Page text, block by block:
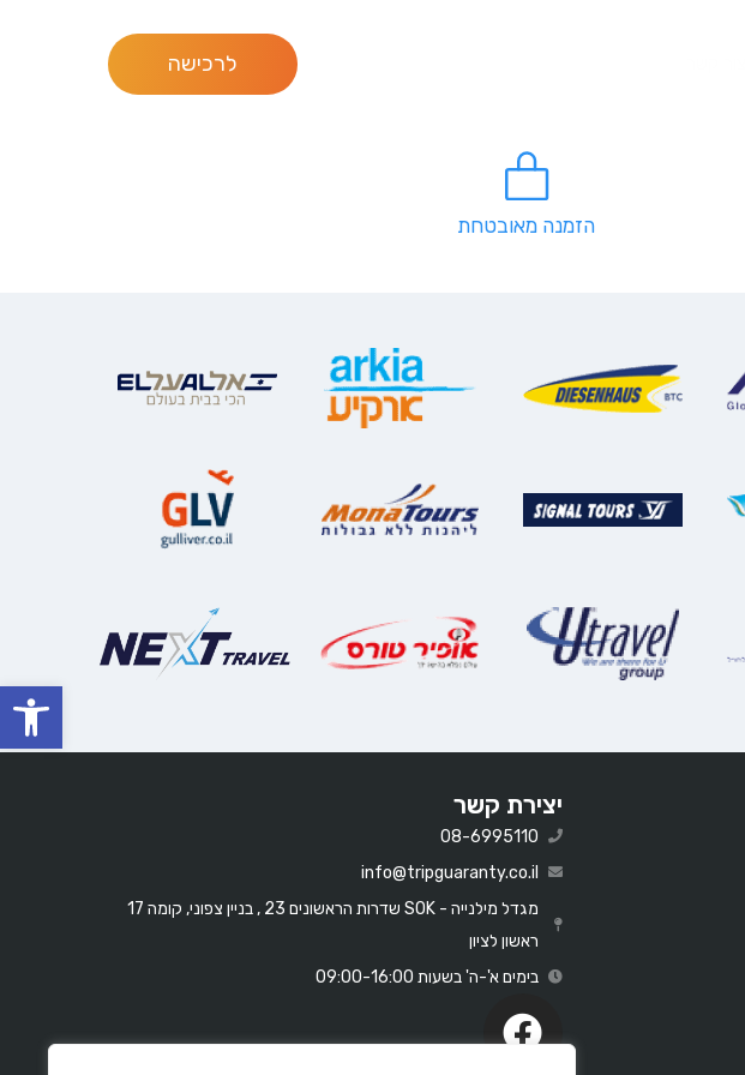
לרכישה
הזמנה מאובטחת
יצירת קשר
08-6995110
info@tripguaranty.co.il
מגדל מילנייה - SOK שדרות הראשונים 23 , בניין צפוני, קומה 17
ראשון לציון
בימים א'-ה' בשעות 09:00-16:00